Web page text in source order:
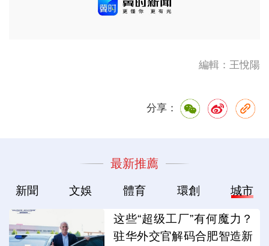
編輯：王悅陽
分享：
最新推薦
新聞 文娛 體育 環創 城市
这些“超级工厂”有何魔力？
驻华外交官解码合肥智造新